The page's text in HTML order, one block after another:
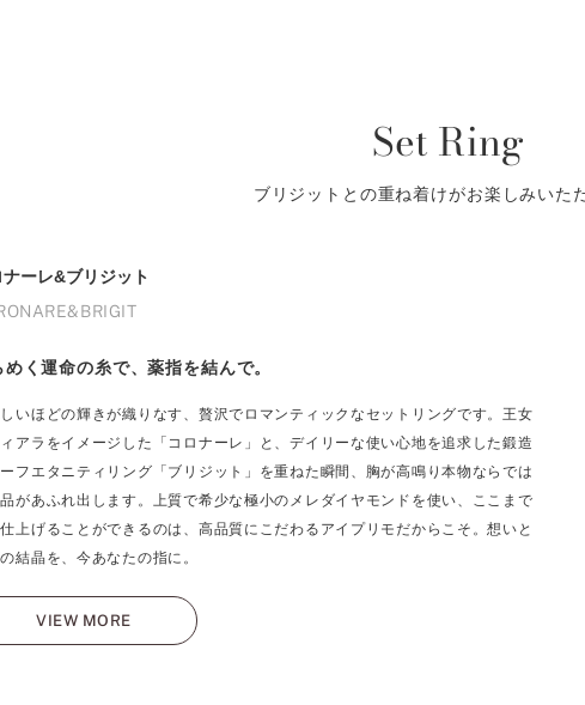
Set Ring
ブリジットとの重ね着けがお楽しみいた
ナーレ&ブリジット
めく運命の糸で、薬指を結んで。
いほどの輝きが織りなす、贅沢でロマンティックなセットリングです。王女
アラをイメージした「コロナーレ」と、デイリーな使い心地を追求した鍛造
フエタニティリング「ブリジット」を重ねた瞬間、胸が高鳴り本物ならでは
があふれ出します。上質で希少な極小のメレダイヤモンドを使い、ここまで
上げることができるのは、高品質にこだわるアイプリモだからこそ。想いと
結晶を、今あなたの指に。
VIEW MORE